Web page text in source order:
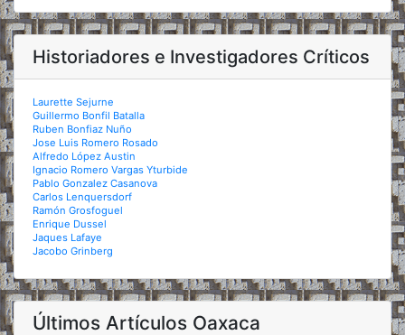
Historiadores e Investigadores Críticos
Laurette Sejurne
Guillermo Bonfil Batalla
Ruben Bonfiaz Nuño
Jose Luis Romero Rosado
Alfredo López Austin
Ignacio Romero Vargas Yturbide
Pablo Gonzalez Casanova
Carlos Lenquersdorf
Ramón Grosfoguel
Enrique Dussel
Jaques Lafaye
Jacobo Grinberg
Últimos Artículos Oaxaca